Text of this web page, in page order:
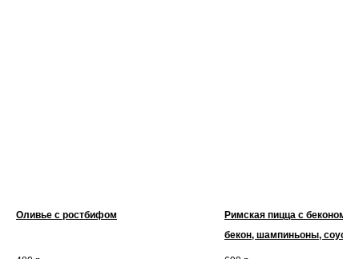
Оливье с ростбифом
Римская пицца с беконом и
бекон, шампиньоны, соус